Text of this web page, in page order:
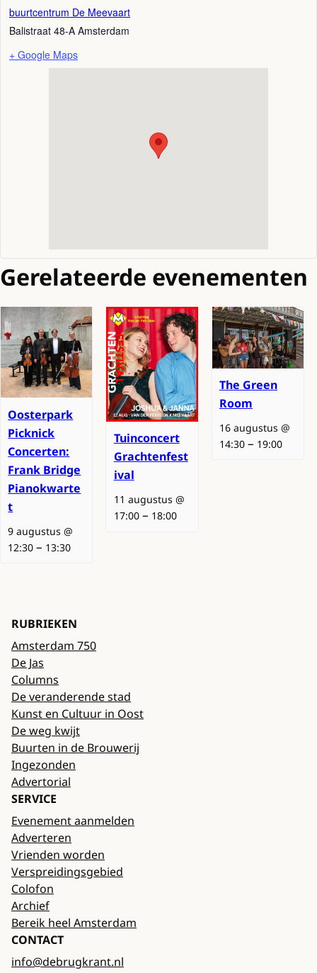
buurtcentrum De Meevaart
Balistraat 48-A Amsterdam
+ Google Maps
Gerelateerde evenementen
Oosterpark
Picknick
Concerten:
Frank Bridge
Pianokwarte
t
9 augustus @
12:30 – 13:30
Tuinconcert
Grachtenfest
ival
11 augustus @
17:00– 18:00
The Green
Room
16 augustus @
14:30– 19:00
RUBRIEKEN
Amsterdam 750
De Jas
Columns
De veranderende stad
Kunst en Cultuur in Oost
De weg kwijt
Buurten in de Brouwerij
Ingezonden
Advertorial
SERVICE
Evenement aanmelden
Adverteren
Vrienden worden
Verspreidingsgebied
Colofon
Archief
Bereik heel Amsterdam
CONTACT
info@debrugkrant.nl